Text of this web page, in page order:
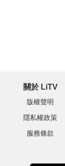
關於 LiTV
版權聲明
隱私權政策
服務條款